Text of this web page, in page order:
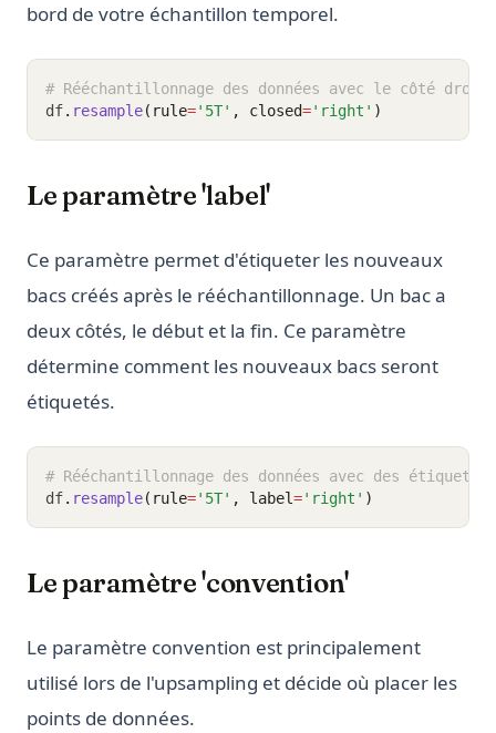
bord de votre échantillon temporel.
# Rééchantillonnage des données avec le côté
df. resample(rule='5T' , closed='right' )
Le paramètre 'label'
Ce paramètre permet d'étiqueter les nouveaux
bacs créés après le rééchantillonnage. Un bac a
deux côtés, le début et la fin. Ce paramètre
détermine comment les nouveaux bacs seront
étiquetés.
# Rééchantillonnage des données avec des
df. resample(rule='5T' , label='right' )
Le paramètre 'convention'
Le paramètre convention est principalement
utilisé lors de l'upsampling et décide où placer les
points de données.